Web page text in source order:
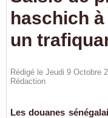
haschich à
un
Rédigé le Jeudi 9 Octobre
Rédaction
Les douanes